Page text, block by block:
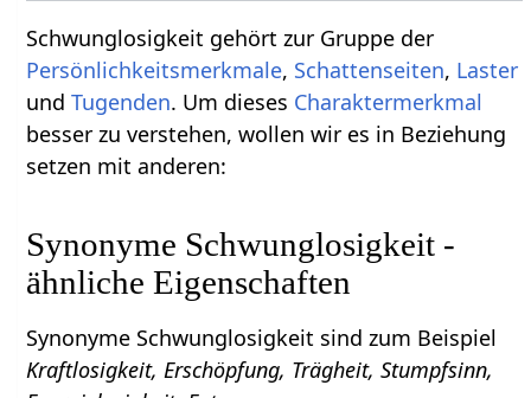
Schwunglosigkeit gehört zur Gruppe der
Persönlichkeitsmerkmale, Schattenseiten, Laster
undTugenden. Um dieses Charaktermerkmal
besser zu verstehen, wollen wir es in Beziehung
setzen mit anderen:
Synonyme Schwunglosigkeit -
ähnliche Eigenschaften
Synonyme Schwunglosigkeit sind zum Beispiel
Kraftlosigkeit, Erschöpfung, Trägheit, Stumpfsinn,